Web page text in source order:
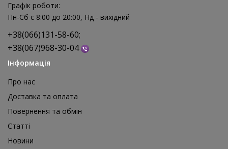
Реквізит для аніматора Мішки для стрибків, 4 шт
Графік роботи:
Пн-Сб с 8:00 до 20:00, Нд - вихідний
+38(066)131-58-60;
+38(067)968-30-04
Інформація
Про нас
Доставка та оплата
Повернення та обмін
Статті
Новини